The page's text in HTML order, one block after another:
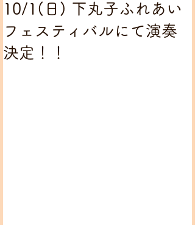
10/1(日) 下丸子ふれあい
フェスティバルにて演奏
決定！！